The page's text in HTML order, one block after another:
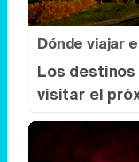
Dónde viajar
Los
visitar el